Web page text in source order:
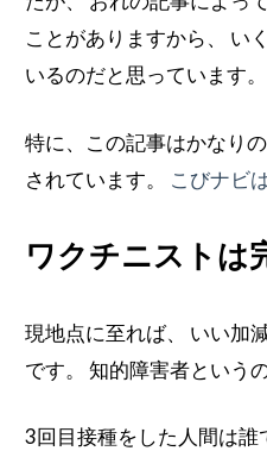
ことがありますから、 い
いるのだと思っています。
特に、この記事はかなり
されています。
こびナビ
ワクチニストは
現地点に至れば、 いい加
です。 知的障害者という
3回目接種をした人間は